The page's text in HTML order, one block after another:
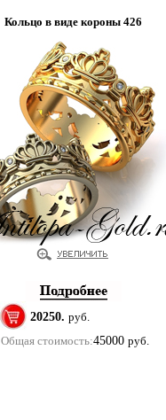
Кольцо в виде короны 426
20250. руб.
Общая стоимость:45000 руб.